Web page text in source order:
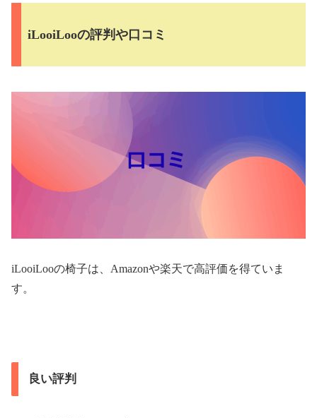
iLooiLooの評判や口コミ
iLooiLooの椅子は、Amazonや楽天で高評価を得ていま
す。
良い評判